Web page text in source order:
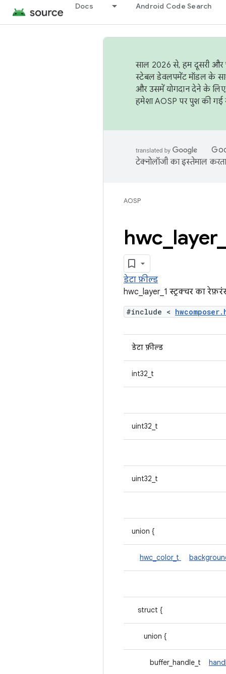
Docs Android Code Search
साल 2026 से, हम दूसरी और
स्टेबल डेवलपमेंट मॉडल के
और उसमें योगदान देने के
हमेशा AOSP पर पुश की गई
टेक्नोलॉजी का इस्तेमाल
AOSP
hwc layer_
डेटा फ़ील्ड
hwc_layer_1 स्ट्रक्चर का
#include <
डेटा फ़ील्ड
int32_t
uint32_t
uint32_t
union {
hwc_color_t
struct {
union {
buffer_handle_t